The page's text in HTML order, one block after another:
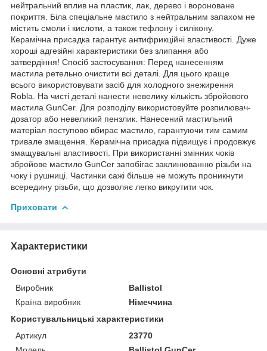
нейтральний вплив на пластик, лак, дерево і вороноване
покриття. Біла спеціальне мастило з нейтральним запахом не
містить смоли і кислоти, а також тефлону і силікону.
Керамічна присадка гарантує антифрикційні властивості. Дуже
хороші адгезійні характеристики без злипання або
затвердіння! Спосіб застосування: Перед нанесенням
мастила ретельно очистити всі деталі. Для цього краще
всього використовувати засіб для холодного знежирення
Robla. На чисті деталі нанести невелику кількість збройового
мастила GunCer. Для розподілу використовуйте розпилювач-
дозатор або невеликий пензлик. Нанесений мастильний
матеріал поступово вбирає мастило, гарантуючи тим самим
тривале змащення. Керамічна присадка підвищує і продовжує
змащувальні властивості. При використанні змінних чоків
збройове мастило GunCer запобігає заклинюванню різьби на
чоку і рушниці. Частинки сажі більше не можуть проникнути
всередину різьби, що дозволяє легко викрутити чок.
Приховати
Характеристики
Основні атрибути
Виробник
Ballistol
Країна виробник
Німеччина
Користувальницькі характеристики
Артикул
23770